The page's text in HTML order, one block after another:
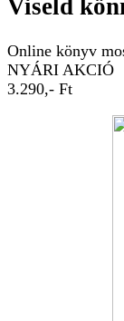
Viseld
Online könyv
NYÁRI AKCIÓ
3.290,- Ft